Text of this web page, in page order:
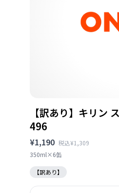
【訳あり】キリン
496
¥1,190 税込¥1,309
350ml×6缶
【訳あり】